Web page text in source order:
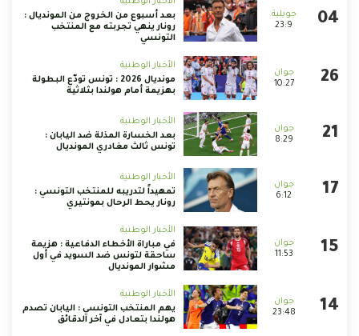
23:9
بعد أسبوع من الخروج من المونديال :
رونار ينهي تجربته مع المنتخب
التونسي
10:27
الأخبار الوطنية
مونديال 2026 : تونس تودّع البطولة
بهزيمة أمام هولندا بثلاثية
8:29
الأخبار الوطنية
بعد الخسارة المذلة ضد اليابان :
تونس ثالث مغادري المونديال
6:12
الأخبار الوطنية
تمهيداً لتدريبه للمنتخب التونسي :
رونار يحط الرحال بمونتيري
11:53
الأخبار الوطنية
في مباراة الأخطاء الدفاعية : هزيمة
ساحقة لتونس ضد السويد في أول
مشوار المونديال
23:48
الأخبار الوطنية
يهم المنتخب التونسي : اليابان تصدم
هولندا بتعادل في آخر الدقائق